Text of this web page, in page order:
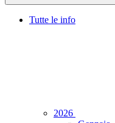
Tutte le info
2026